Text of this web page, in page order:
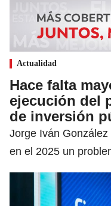
Actualidad
Hace falta
ejecución del
de inversión
Jorge Iván
en el 2025 un